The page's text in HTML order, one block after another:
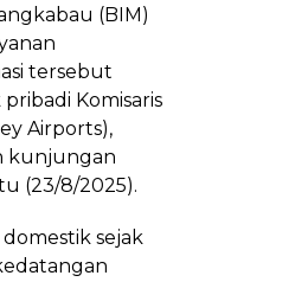
(BIM)
tersebut
Komisaris
Airports),
kunjungan
(23/8/2025).
sejak